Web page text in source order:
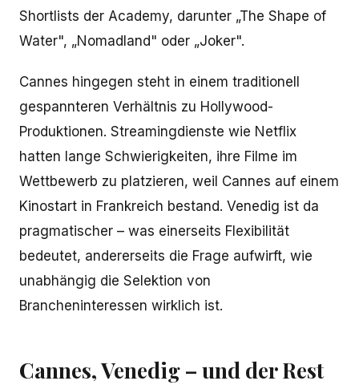
Shortlists der Academy, darunter „The Shape of
Water", „Nomadland" oder „Joker".
Cannes hingegen steht in einem traditionell
gespannteren Verhältnis zu Hollywood-
Produktionen. Streamingdienste wie Netflix
hatten lange Schwierigkeiten, ihre Filme im
Wettbewerb zu platzieren, weil Cannes auf einem
Kinostart in Frankreich bestand. Venedig ist da
pragmatischer – was einerseits Flexibilität
bedeutet, andererseits die Frage aufwirft, wie
unabhängig die Selektion von
Brancheninteressen wirklich ist.
Cannes, Venedig – und der Rest